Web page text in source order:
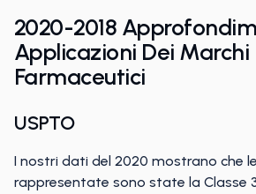
2020-2018
Applicazioni Dei Marchi
Farmaceutici
USPTO
I nostri dati del 2020 mostrano che
rappresentate sono state la Classe 3